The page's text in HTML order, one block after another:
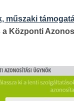
műszaki
Központi